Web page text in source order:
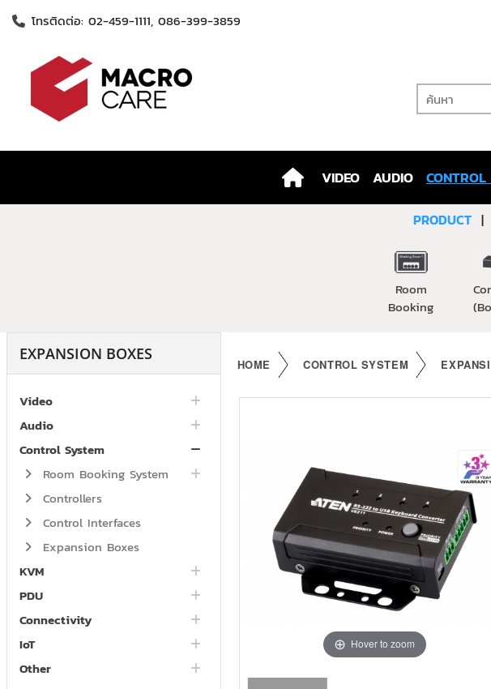
โทรติดต่อ: 02-459-1111, 086-399-3859
VIDEO AUDIO CONTROL
PRODUCT |
Room
Booking
EXPANSION BOXES
Video
Audio
Control System
Room Booking System
Controllers
Control Interfaces
Expansion Boxes
KVM
PDU
Connectivity
IoT
Other
HOME CONTROL SYSTEM
Hover to zoom